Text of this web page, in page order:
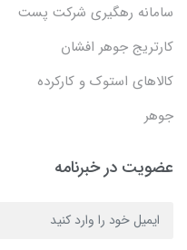
سامانه رهگیری شرکت پست
کارتریج جوهر افشان
کالاهای استوک و کارکرده
جوهر
عضویت در خبرنامه